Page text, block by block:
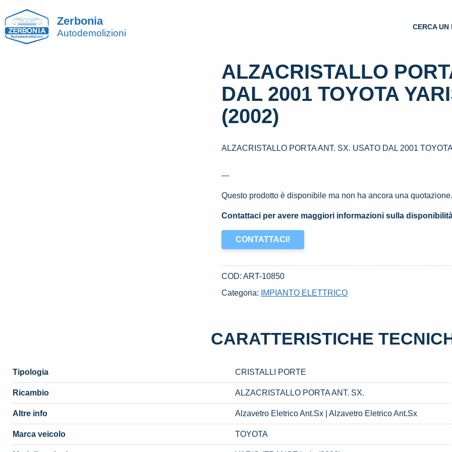
Zerbonia
Autodemolizioni
CERCA UN
ALZACRISTALLO
DAL 2001 TOYOTA
(2002)
ALZACRISTALLO PORTA ANT. SX. USATO DAL 2001
---
Questo prodotto è disponibile ma non ha ancora una
Contattaci per avere maggiori informazioni sulla
CONTATTACI!
COD:ART-10850
Categoria:
IMPIANTO ELETTRICO
CARATTERISTICHE
Tipologia CRISTALLI PORTE
Ricambio ALZACRISTALLO PORTA ANT. SX.
Altre info Alzavetro Eletrico Ant.Sx | Alzavetro Eletrico Ant.Sx
Marca veicolo TOYOTA